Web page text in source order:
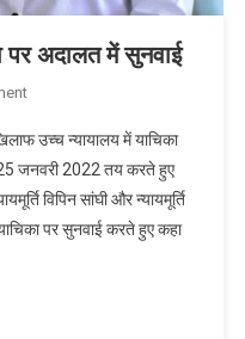
पर अदालत में सुनवाई
On
:
जूही
चावला
की
उच्च न्यायालय में याचिका
25 जनवरी 2022 तय करते हुए
विपिन सांघी और न्यायमूर्ति
पर सुनवाई करते हुए कहा